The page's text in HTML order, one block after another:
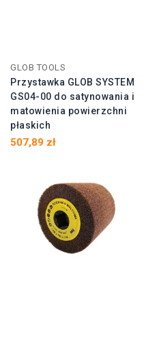
GLOB TOOLS
Przystawka GLOB SYSTEM
GS04-00 do satynowania i
matowienia powierzchni
płaskich
507,89 zł